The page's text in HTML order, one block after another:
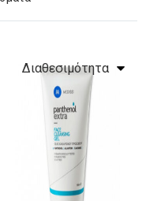
Διαθεσιμότητα